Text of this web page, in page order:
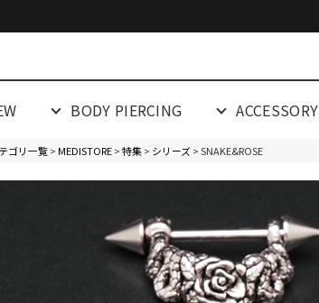
BODY PIERCING ACCESSORY
ゴリ一覧>MEDISTORE>特集> シリーズ> SNAKE&ROSE